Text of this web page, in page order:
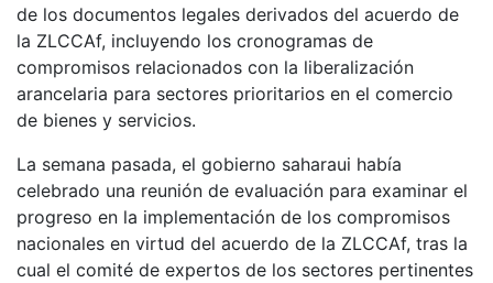
de los documentos legales derivados del acuerdo de
la ZLCCAf, incluyendo los cronogramas de
compromisos relacionados con la liberalización
arancelaria para sectores prioritarios en el comercio
de bienes y servicios.
La semana pasada, el gobierno saharaui había
celebrado una reunión de evaluación para examinar el
progreso en la implementación de los compromisos
nacionales en virtud del acuerdo de la ZLCCAf, tras la
cual el comité de expertos de los sectores pertinentes